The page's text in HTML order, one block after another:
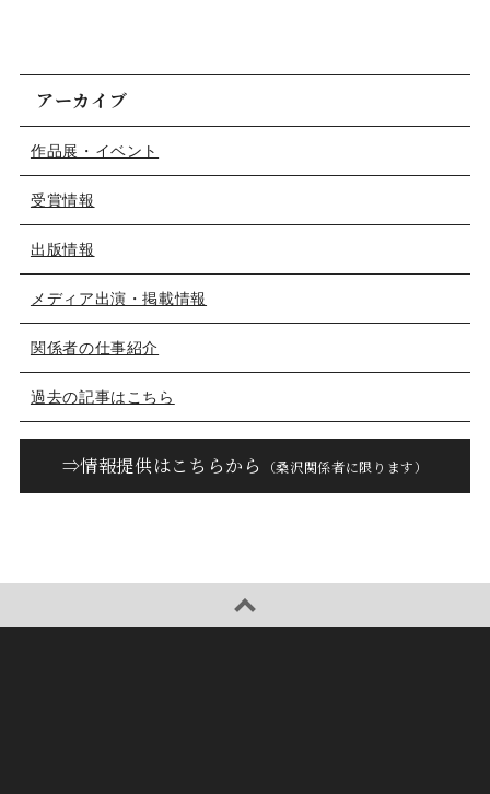
アーカイブ
作品展・イベント
受賞情報
出版情報
メディア出演・掲載情報
関係者の仕事紹介
過去の記事はこちら
⇒情報提供はこちらから （桑沢関係者に限ります）